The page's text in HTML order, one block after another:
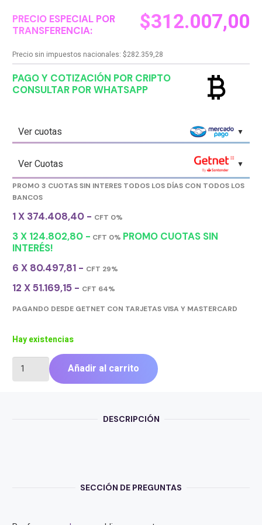
PRECIO ESPECIAL POR
TRANSFERENCIA:
$312.007,00
Precio sin impuestos nacionales: $282.359,28
PAGO Y COTIZACIÓN POR CRIPTO
CONSULTAR POR WHATSAPP
currency_bitcoin
Ver cuotas
Ver Cuotas
PROMO 3 CUOTAS SIN INTERES TODOS LOS DÍAS CON TODOS LOS
BANCOS
1 X 374.408,40 - CFT 0%
3 X 124.802,80 - CFT 0% PROMO CUOTAS SIN
INTERÉS!
6 X 80.497,81 - CFT 29%
12 X 51.169,15 - CFT 64%
PAGANDO DESDE GETNET CON TARJETAS VISA Y MASTERCARD
Hay existencias
GIGABYTE
(LGA1851)
Añadir al carrito
DESCRIPCIÓN
SECCIÓN DE PREGUNTAS